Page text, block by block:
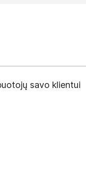
savo klientui